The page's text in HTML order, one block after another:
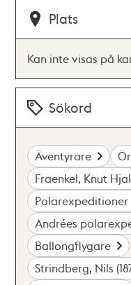
Plats
Kan inte visas på
Sökord
Äventyrare
Fraenkel, Knut
Polarexpeditioner
Andrées
Ballongflygare
Strindberg, Nils